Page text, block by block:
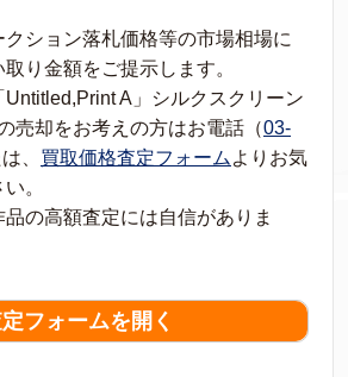
ション落札価格等の市場相場に
り金額をご提示します。
Untitled,Print A」シルクスクリーン
売却をお考えの方はお電話（03-
、 買取価格査定フォーム よりお気
。
の高額査定には自信がありま
フォームを開く